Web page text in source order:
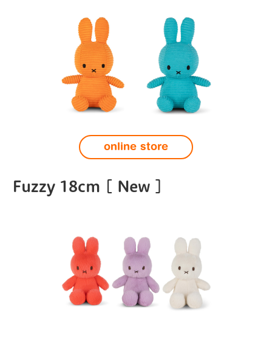
online store
Fuzzy 18cm [ New ]